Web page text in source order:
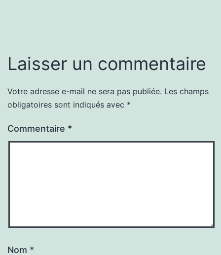
Laisser un commentaire
Votre adresse e-mail ne sera pas publiée. Les champs
obligatoires sont indiqués avec *
Commentaire *
Nom *